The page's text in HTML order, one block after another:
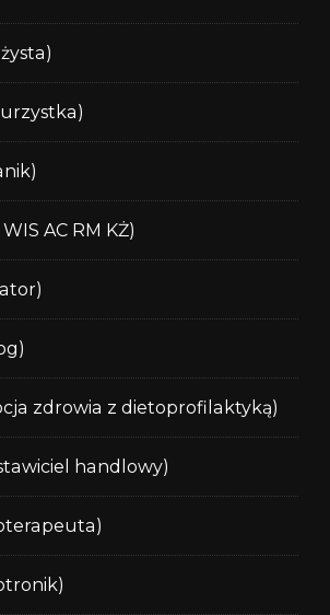
AC RM KŻ)
zdrowia z dietoprofilaktyką)
handlowy)